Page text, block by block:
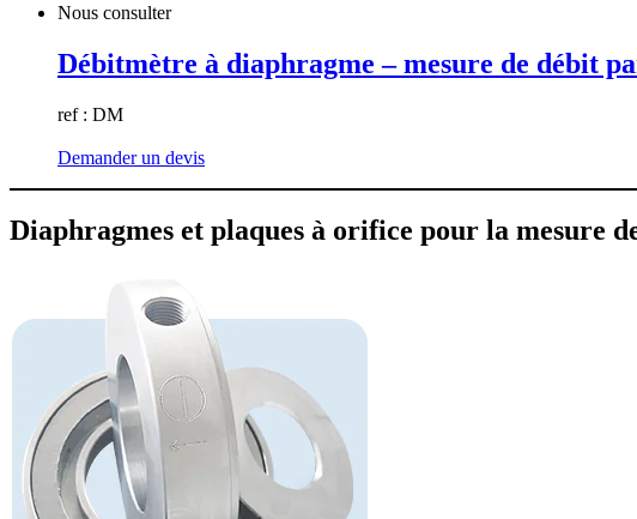
Nous consulter
Débitmètre à diaphragme – mesure de débit
ref : DM
Demander un devis
Diaphragmes et plaques à orifice pour la mesure